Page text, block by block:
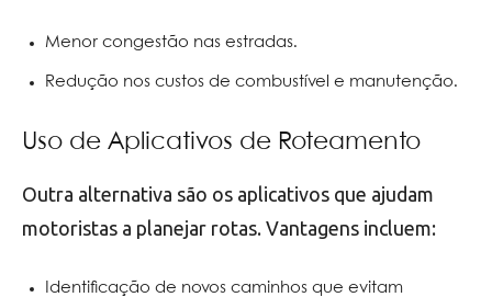
Menor congestão nas estradas.
Redução nos custos de combustível e manutenção.
Uso de Aplicativos de Roteamento
Outra alternativa são os aplicativos que ajudam
motoristas a planejar rotas. Vantagens incluem:
Identificação de novos caminhos que evitam